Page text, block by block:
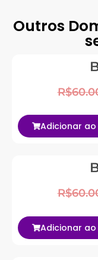
Outros
R$
Adicionar
R$
Adicionar